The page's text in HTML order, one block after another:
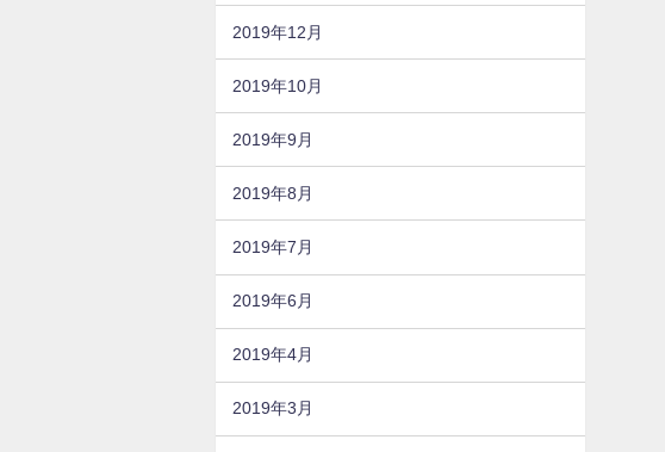
2019年12月
2019年10月
2019年9月
2019年8月
2019年7月
2019年6月
2019年4月
2019年3月